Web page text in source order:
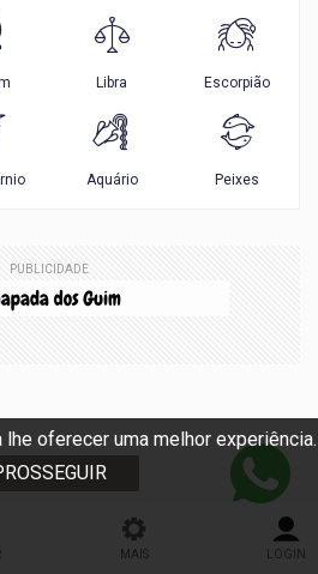
oferecer uma melhor experiência.
PUBLICIDADE
MAIS LOGIN